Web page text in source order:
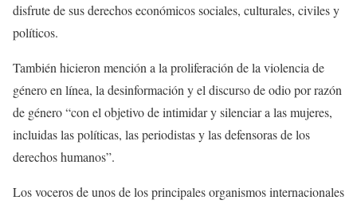
disfrute de sus derechos económicos sociales, culturales, civiles y
políticos.
También hicieron mención a la proliferación de la violencia de
género en línea, la desinformación y el discurso de odio por razón
de género “con el objetivo de intimidar y silenciar a las mujeres,
incluidas las políticas, las periodistas y las defensoras de los
derechos humanos”.
Los voceros de unos de los principales organismos internacionales